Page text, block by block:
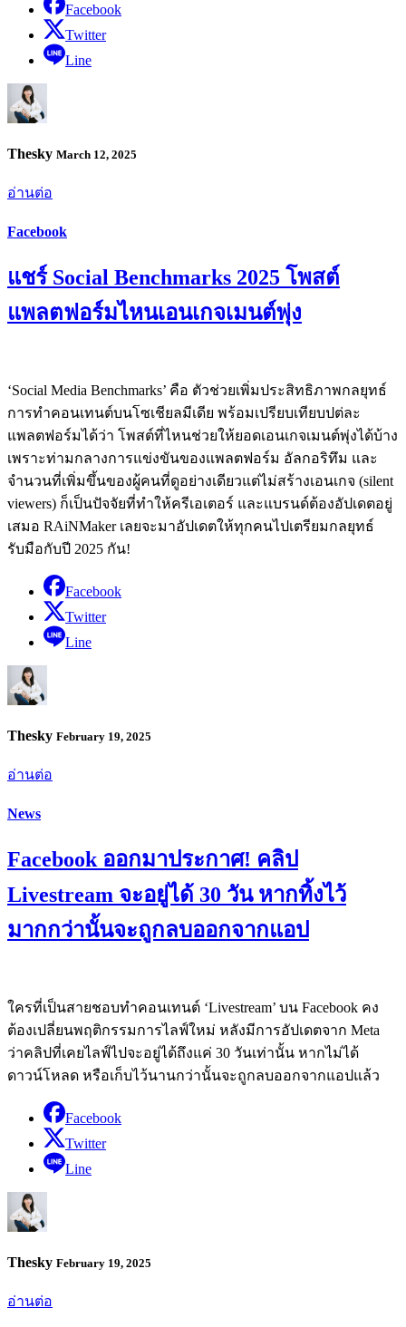
Facebook
Twitter
Line
Thesky March 12, 2025
อ่านต่อ
Facebook
แชร์ Social Benchmarks 2025 โพสต์
แพลตฟอร์มไหนเอนเกจเมนต์พุ่ง
‘Social Media Benchmarks’ คือ ตัวช่วยเพิ่มประสิทธิภาพกลยุทธ์
การทำคอนเทนต์บนโซเชียลมีเดีย พร้อมเปรียบเทียบปต่ละ
แพลตฟอร์มได้ว่า โพสต์ที่ไหนช่วยให้ยอดเอนเกจเมนต์พุ่งได้บ้าง
เพราะท่ามกลางการแข่งขันของแพลตฟอร์ม อัลกอริทึม และ
จำนวนที่เพิ่มขึ้นของผู้คนที่ดูอย่างเดียวแต่ไม่สร้างเอนเกจ (silent
viewers) ก็เป็นปัจจัยที่ทำให้ครีเอเตอร์ และแบรนด์ต้องอัปเดตอยู่
เสมอ RAiNMaker เลยจะมาอัปเดตให้ทุกคนไปเตรียมกลยุทธ์
รับมือกับปี 2025 กัน!
Facebook
Twitter
Line
Thesky February 19, 2025
อ่านต่อ
News
Facebook ออกมาประกาศ! คลิป
Livestream จะอยู่ได้ 30 วัน หากทิ้งไว้
มากกว่านั้นจะถูกลบออกจากแอป
ใครที่เป็นสายชอบทำคอนเทนต์ ‘Livestream’ บน Facebook คง
ต้องเปลี่ยนพฤติกรรมการไลฟ์ใหม่ หลังมีการอัปเดตจาก Meta
ว่าคลิปที่เคยไลฟ์ไปจะอยู่ได้ถึงแค่ 30 วันเท่านั้น หากไม่ได้
ดาวน์โหลด หรือเก็บไว้นานกว่านั้นจะถูกลบออกจากแอปแล้ว
Facebook
Twitter
Line
Thesky February 19, 2025
อ่านต่อ